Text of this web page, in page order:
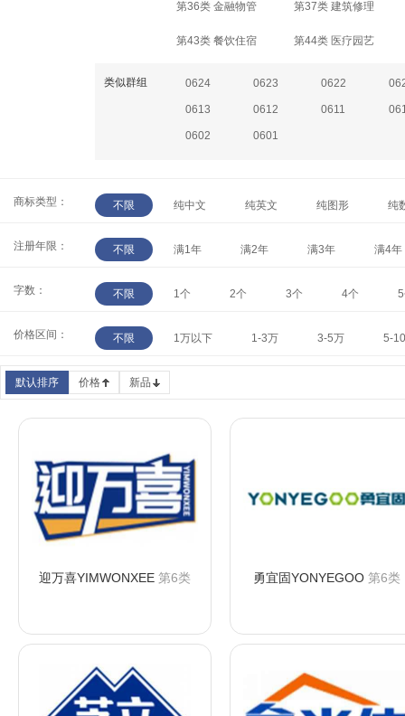
第36类 金融物管 第37类 建筑修理
第43类 餐饮住宿 第44类 医疗园艺
类似群组 0624 0623 0622
0613 0612 0611
0602 0601
商标类型： 不限 纯中文 纯英文 纯图形 纯
注册年限： 不限 满1年 满2年 满3年 满4年
字数： 不限 1个 2个 3个 4个
价格区间： 不限 1万以下 1-3万 3-5万 5-
默认排序 价格 新品
迎万喜YIMWONXEE 第6类 勇宜固YONYEGOO第6类